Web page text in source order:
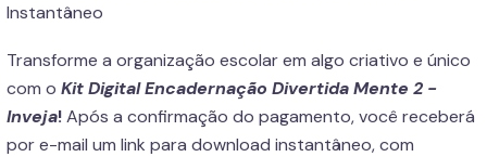
Instantâneo
Transforme a organização escolar em algo criativo e único
com o Kit Digital Encadernação Divertida Mente 2 -
Inveja!Após a confirmação do pagamento, você receberá
por e-mail um link para download instantâneo, com